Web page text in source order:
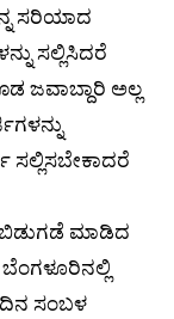
ಸರಿಯಾದ
ಸಲ್ಲಿಸಿದರೆ
ಜವಾಬ್ದಾರಿ ಅಲ್ಲ
ಸಲ್ಲಿಸಬೇಕಾದರೆ
ಮಾಡಿದ
ಸಂಬಳ